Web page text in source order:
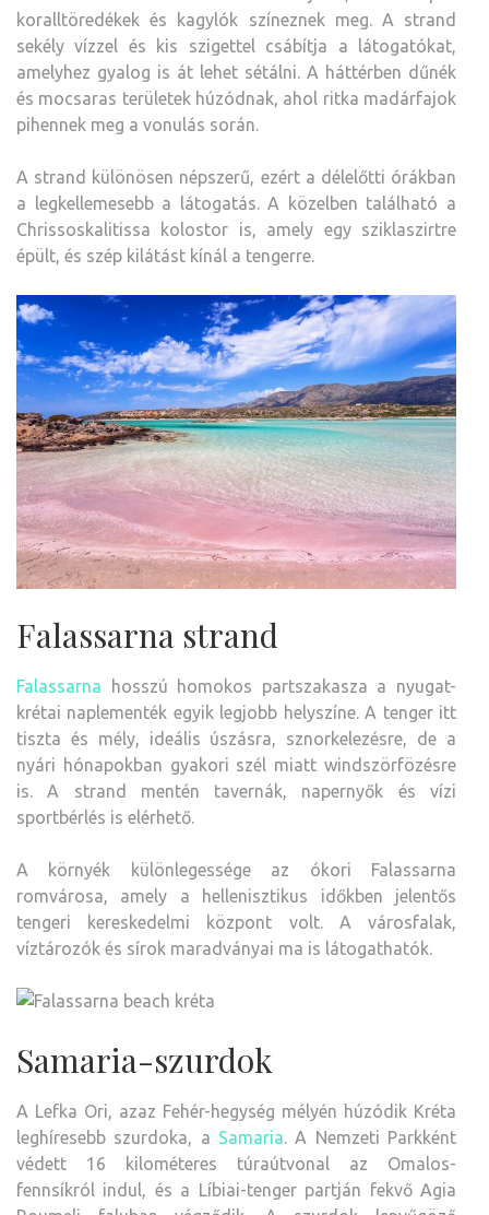
koralltöredékek és kagylók színeznek meg. A strand
sekély vízzel és kis szigettel csábítja a látogatókat,
amelyhez gyalog is át lehet sétálni. A háttérben dűnék
és mocsaras területek húzódnak, ahol ritka madárfajok
pihennek meg a vonulás során.
A strand különösen népszerű, ezért a délelőtti órákban
a legkellemesebb a látogatás. A közelben található a
Chrissoskalitissa kolostor is, amely egy sziklaszirtre
épült, és szép kilátást kínál a tengerre.
Falassarna strand
Falassarna hosszú homokos partszakasza a nyugat-
krétai naplementék egyik legjobb helyszíne. A tenger itt
tiszta és mély, ideális úszásra, sznorkelezésre, de a
nyári hónapokban gyakori szél miatt windszörfözésre
is. A strand mentén tavernák, napernyők és vízi
sportbérlés is elérhető.
A környék különlegessége az ókori Falassarna
romvárosa, amely a hellenisztikus időkben jelentős
tengeri kereskedelmi központ volt. A városfalak,
víztározók és sírok maradványai ma is látogathatók.
Samaria-szurdok
A Lefka Ori, azaz Fehér-hegység mélyén húzódik Kréta
leghíresebb szurdoka, a Samaria. A Nemzeti Parkként
védett 16 kilométeres túraútvonal az Omalos-
fennsíkról indul, és a Líbiai-tenger partján fekvő Agia